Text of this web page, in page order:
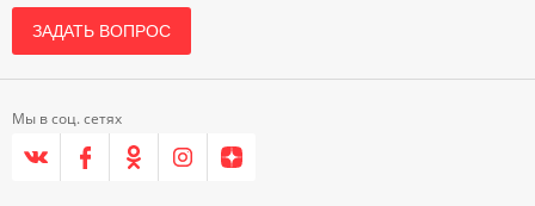
ЗАДАТЬ ВОПРОС
Мы в соц. сетях